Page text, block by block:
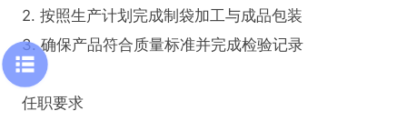
2. 按照生产计划完成制袋加工与成品包装
3. 确保产品符合质量标准并完成检验记录
任职要求